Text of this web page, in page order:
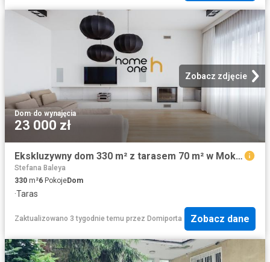
Zobacz zdjęcie
Dom·do wynajęcia
23 000 zł
Ekskluzywny dom 330 m² z tarasem 70 m² w Mokotowie polecam!
Stefana Baleya
330 m²6 PokojeDom
·Taras
Zaktualizowano 3 tygodnie temu przez Domiporta Zobacz dane